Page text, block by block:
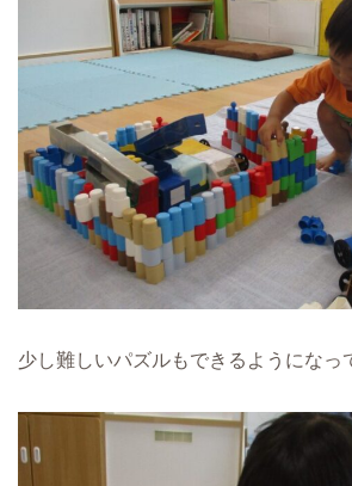
少し難しいパズルもできるようにな